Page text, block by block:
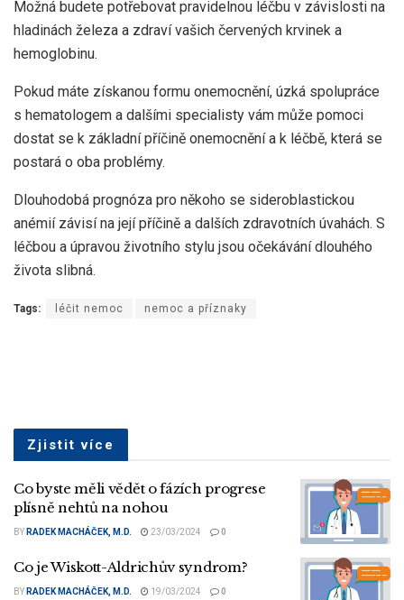
Možná budete potřebovat pravidelnou léčbu v závislosti na
hladinách železa a zdraví vašich červených krvinek a
hemoglobinu.
Pokud máte získanou formu onemocnění, úzká spolupráce
s hematologem a dalšími specialisty vám může pomoci
dostat se k základní příčině onemocnění a k léčbě, která se
postará o oba problémy.
Dlouhodobá prognóza pro někoho se sideroblastickou
anémií závisí na její příčině a dalších zdravotních úvahách. S
léčbou a úpravou životního stylu jsou očekávání dlouhého
života slibná.
Tags: léčit nemoc nemoc a příznaky
Zjistit více
Co byste měli vědět o fázích progrese
plísně nehtů na nohou
BY RADEK MACHÁČEK, M.D. 23/03/2024 0
Co je Wiskott-Aldrichův syndrom?
BY RADEK MACHÁČEK, M.D. 19/03/2024 0